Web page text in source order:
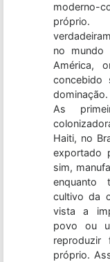
moderno-
próprio.
no mundo
América,
As
Haiti, no
exportado
sim,
enquanto
cultivo da
vista a
povo ou
reproduzir
próprio.